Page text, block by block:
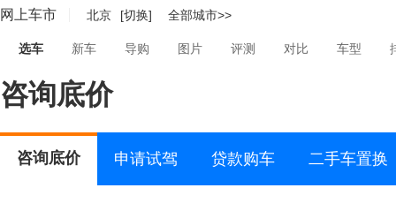
网上车市 北京 [切换] 全部城市>>
选车 新车 导购 图片 评测 对比 车型
咨询底价
咨询底价 申请试驾 贷款购车 二手车置换